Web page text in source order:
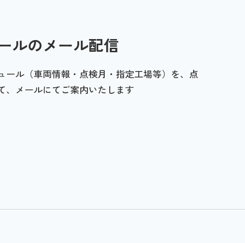
ルのメール配信
ール（車両情報・点検月・指定工場等）を、点
、メールにてご案内いたします